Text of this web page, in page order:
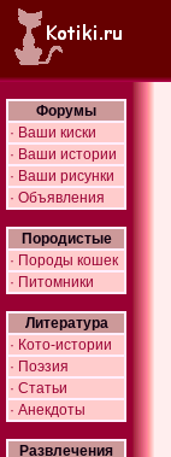
Форумы
· Ваши киски
· Ваши истории
· Ваши рисунки
· Объявления
Породистые
· Породы кошек
· Питомники
Литература
· Кото-истории
· Поэзия
· Статьи
· Анекдоты
Развлечения